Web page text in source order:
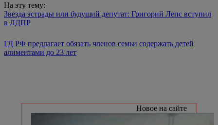
На эту тему:
Звезда эстрады или будущий депутат: Григорий Лепс вступил
в ЛДПР
ГД РФ предлагает обязать членов семьи содержать детей
алиментами до 23 лет
Новое на сайте